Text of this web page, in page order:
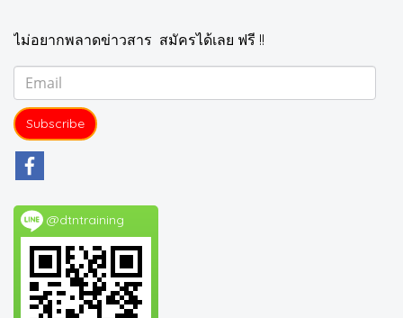
ไม่อยากพลาดข่าวสาร สมัครได้เลย ฟรี !!
Subscribe
@dtntraining